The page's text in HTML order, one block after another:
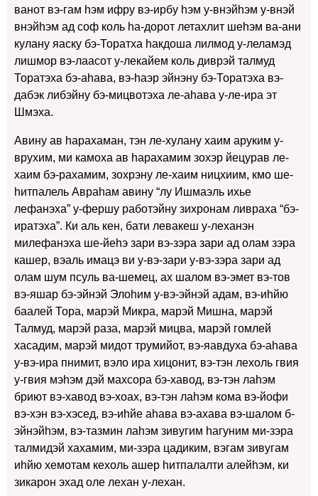
ванот вэ-гам hэм ифру вэ-ирбу hэм у-внэйhэм у-внэй
внэйhэм ад соф коль hа-дорот летахлит шеhэм ва-ани
кулану яаску бэ-Торатха hакдоша лилмод у-леламэд
лишмор вэ-лаасот у-лекайем коль диврэй талмуд
Торатэха бэ-аhава, вэ-hаэр эйнэну бэ-Торатэха вэ-
дабэк либэйну бэ-мицвотэха ле-аhава у-ле-ира эт
Шмэха.
Авину ав hарахаман, тэн ле-хулану хаим аруким у-
врухим, ми камоха ав hарахамим зохэр йецурав ле-
хаим бэ-рахамим, зохрэну ле-хаим ницхиим, кмо ше-
hитпалель Авраhам авину “лу Ишмаэль ихье
лефанэха” у-фершу работэйну зихронам ливраха “бэ-
иратэха”. Ки аль кен, бати левакеш у-леханэн
милефанэха ше-йеhэ зари вэ-зэра зари ад олам зэра
кашер, вэаль имацэ ви у-вэ-зари у-вэ-зэра зари ад
олам шум псуль ва-шемец, ах шалом вэ-эмет вэ-тов
вэ-яшар бэ-эйнэй Элоhим у-вэ-эйнэй адам, вэ-иhйю
баалей Тора, марэй Микра, марэй Мишна, марэй
Талмуд, марэй раза, марэй мицва, марэй гомлей
хасадим, марэй мидот трумийот, вэ-яавдуха бэ-аhава
у-вэ-ира пнимит, вэло ира хицонит, вэ-тэн лехоль гвия
у-гвия мэhэм дэй махсора бэ-хавод, вэ-тэн лаhэм
бриют вэ-хавод вэ-хоах, вэ-тэн лаhэм кома вэ-йофи
вэ-хэн вэ-хэсед, вэ-иhйе аhава вэ-ахава вэ-шалом б-
эйнэйhэм, вэ-тазмин лаhэм зивугим hагуним ми-зэра
талмидэй хахамим, ми-зэра цадиким, вэгам зивугам
иhйю хемотам кехоль ашер hитпалалти алейhэм, ки
зикарон эхад оле лехан у-лехан.